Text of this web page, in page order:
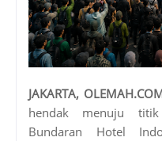
JAKARTA,
hendak menuju
Bundaran Hotel